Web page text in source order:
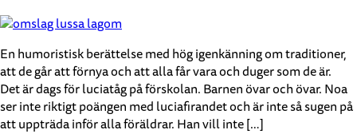
En humoristisk berättelse med hög igenkänning om traditioner,
att de går att förnya och att alla får vara och duger som de är.
Det är dags för luciatåg på förskolan. Barnen övar och övar. Noa
ser inte riktigt poängen med luciafirandet och är inte så sugen på
att uppträda inför alla föräldrar. Han vill inte […]